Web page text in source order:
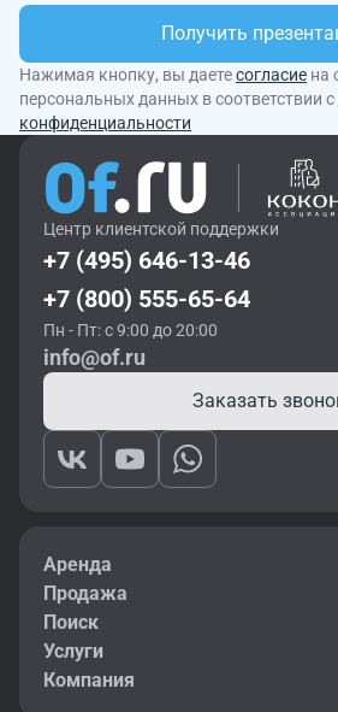
Получить
Нажимая кнопку, вы даетесогласие на
персональных данных в соответствии с
конфиденциальности
Центр клиентской поддержки
+7 (495) 646-13-46
+7 (800) 555-65-64
Пн - Пт: с 9:00 до 20:00
info@of.ru
Заказать
Аренда
Продажа
Поиск
Услуги
Компания